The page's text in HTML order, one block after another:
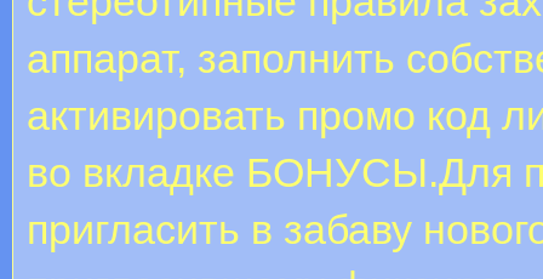
аппарат, заполнить
активировать промо код
во вкладке БОНУСЫ.Для
пригласить в забаву